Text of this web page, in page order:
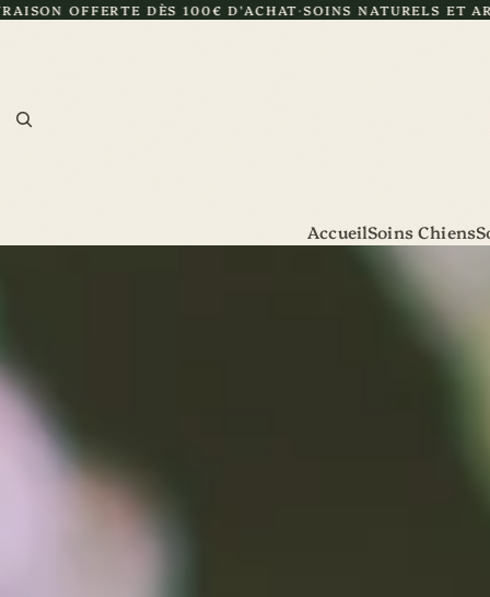
100€ D'ACHAT SOINS NATURELS ET ARTISANAUX
AccueilSoins Chiens